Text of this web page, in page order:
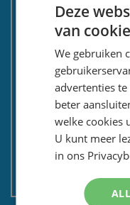
Kadoservice
Bedrijven / zakelijk
Meest gestelde vragen
Contactformulier
Nieuwsbrief
Privacy en security
Algemene voorwaarden
Non EU: Belasting /
Deze
van
We gebruiken
advertenties
beter
welke cookies
U kunt meer
in ons